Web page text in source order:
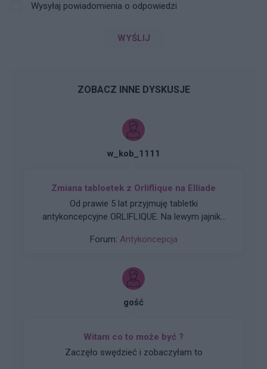
Wysyłaj powiadomienia o odpowiedzi
WYŚLIJ
ZOBACZ INNE DYSKUSJE
w_kob_1111
Zmiana tabloetek z Orliflique na Elliade
Od prawie 5 lat przyjmuję tabletki
antykoncepcyjne ORLIFLIQUE. Na lewym jajniku
cm powiększyła się do 3 cm. Pani ginekolog
tłumacząc, że są w nich silniejsze hormony i być
może zahamuje wzrost zmiany. Czy może ktoś
podjąć próbę zmiany tabletek, dodam że po
Czy moze powinnam zmienić metodę
antykoncepcji?
Forum: Antykoncepcja
gość
Witam co to może być ?
Zaczęło swędzieć i zobaczyłam to